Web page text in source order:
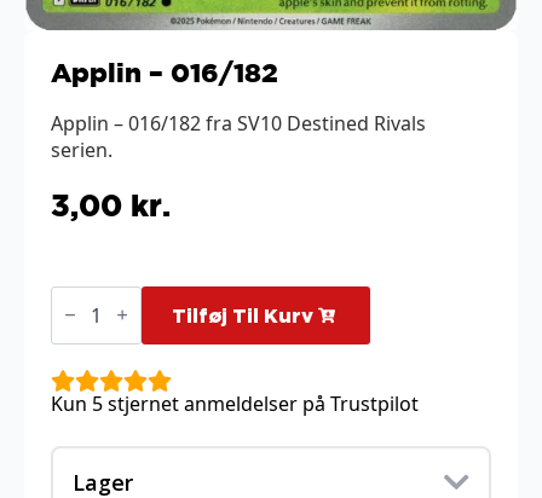
Applin – 016/182
Applin – 016/182 fra SV10 Destined Rivals
serien.
3,00 kr.
Applin
antal
Tilføj Til Kurv
Kun 5 stjernet anmeldelser på Trustpilot
Lager